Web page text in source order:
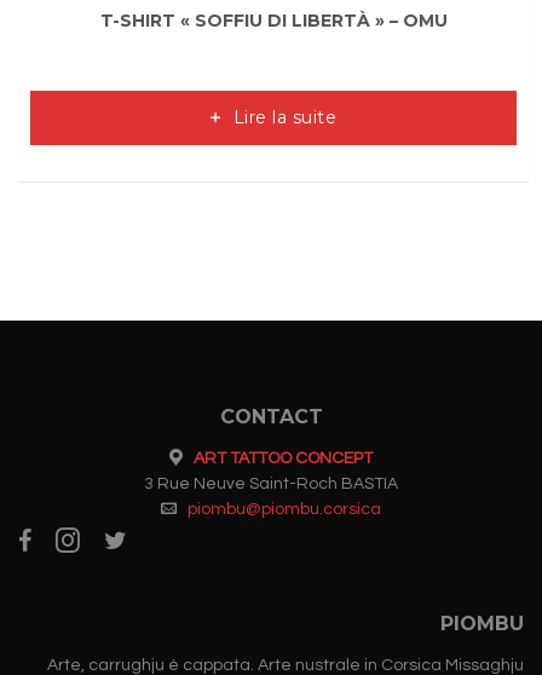
T-SHIRT « SOFFIU DI LIBERTÀ » – OMU
Lire la suite
CONTACT
ART TATTOO CONCEPT
3 Rue Neuve Saint-Roch BASTIA
piombu@piombu.corsica
PIOMBU
Arte, carrughju è cappata. Arte nustrale in Corsica Missaghju